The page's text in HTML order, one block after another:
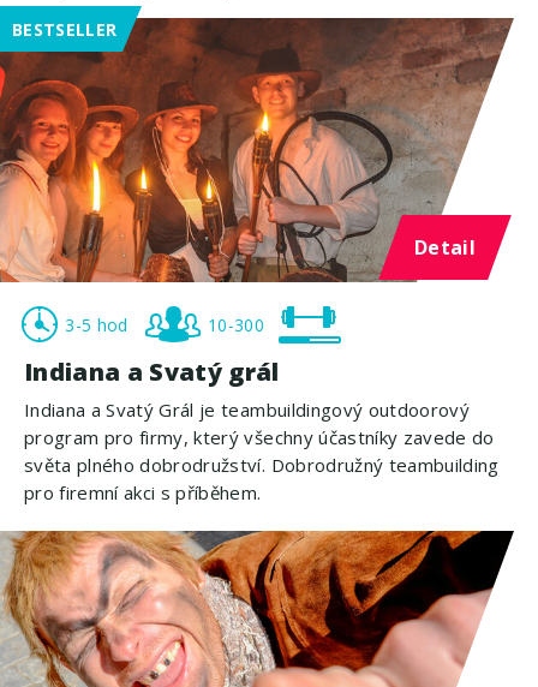
BESTSELLER
Detail
3-5 hod 10-300
Indiana a Svatý grál
Indiana a Svatý Grál je teambuildingový outdoorový
program pro firmy, který všechny účastníky zavede do
světa plného dobrodružství. Dobrodružný teambuilding
pro firemní akci s příběhem.